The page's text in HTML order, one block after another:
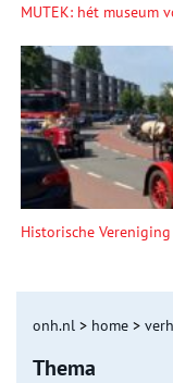
MUTEK: hét museum
Historische
onh.nl > home >
Thema